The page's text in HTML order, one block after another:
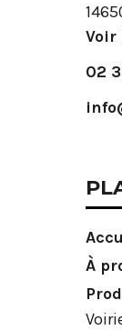
Voir
02
À